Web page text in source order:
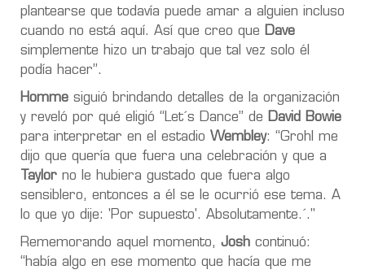
plantearse que todavía puede amar a alguien incluso
cuando no está aquí. Así que creo que Dave
simplemente hizo un trabajo que tal vez solo él
podía hacer”.
Homme siguió brindando detalles de la organización
y reveló por qué eligió “Let´s Dance” de David Bowie
para interpretar en el estadio Wembley: “Grohl me
dijo que quería que fuera una celebración y que a
Taylor no le hubiera gustado que fuera algo
sensiblero, entonces a él se le ocurrió ese tema. A
lo que yo dije: 'Por supuesto'. Absolutamente.´."
Rememorando aquel momento, Josh continuó:
“había algo en ese momento que hacía que me